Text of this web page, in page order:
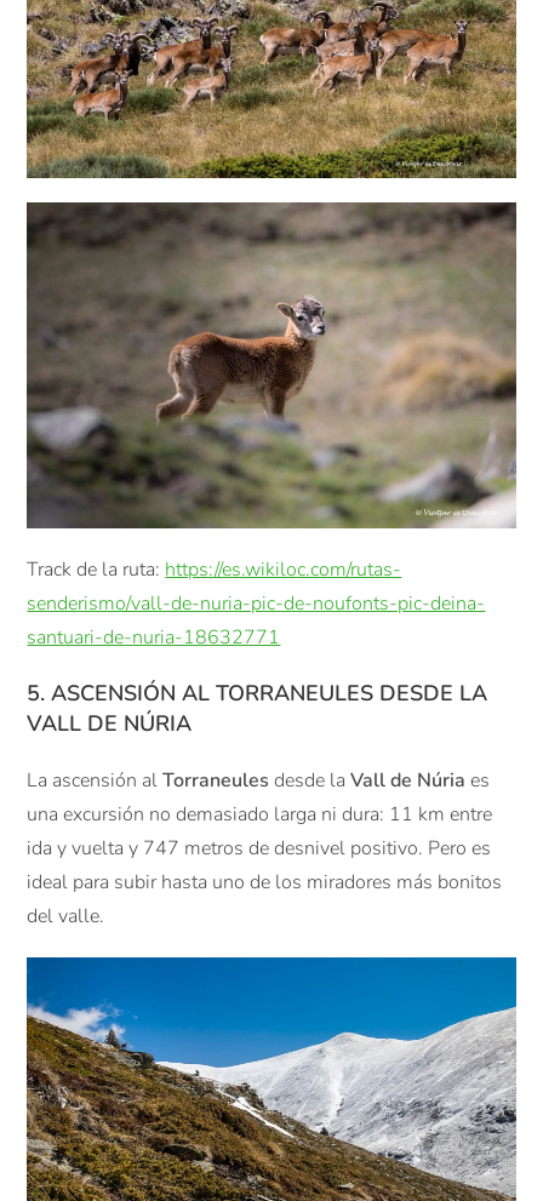
Track de la ruta: https://es.wikiloc.com/rutas-
senderismo/vall-de-nuria-pic-de-noufonts-pic-deina-
santuari-de-nuria-18632771
5. ASCENSIÓN AL TORRANEULES DESDE LA
VALL DE NÚRIA
La ascensión alTorraneules desde laVall de Núria es
una excursión no demasiado larga ni dura: 11 km entre
ida y vuelta y 747 metros de desnivel positivo. Pero es
ideal para subir hasta uno de los miradores más bonitos
del valle.